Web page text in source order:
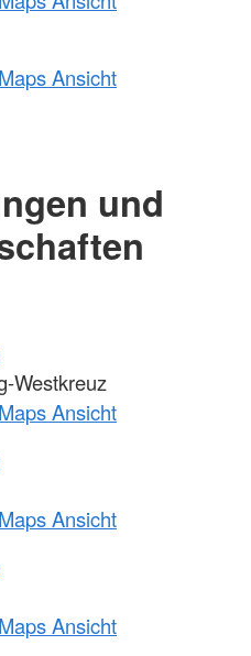
Ansicht
und
Westkreuz
Ansicht
Ansicht
Ansicht